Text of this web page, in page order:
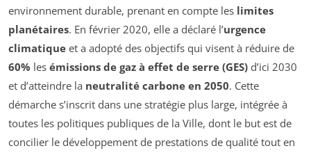
environnement durable, prenant en compte les limites
planétaires. En février 2020, elle a déclaré l’urgence
climatique et a adopté des objectifs qui visent à réduire de
60% les émissions de gaz à effet de serre (GES) d’ici 2030
et d’atteindre la neutralité carbone en 2050. Cette
démarche s’inscrit dans une stratégie plus large, intégrée à
toutes les politiques publiques de la Ville, dont le but est de
concilier le développement de prestations de qualité tout en